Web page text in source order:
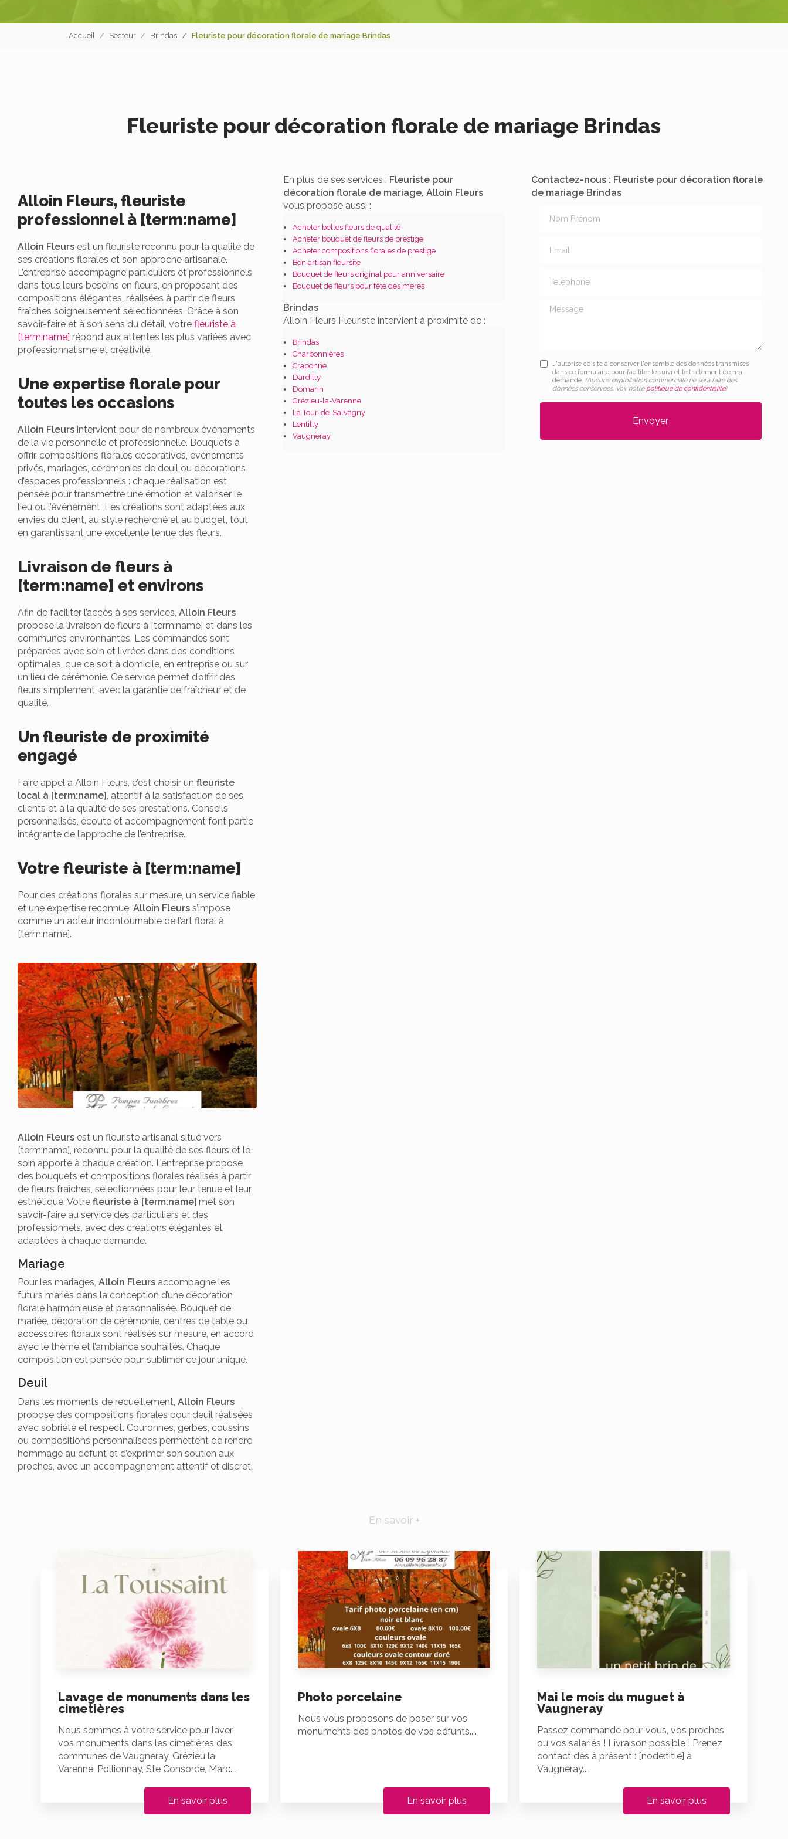
Accueil Secteur Brindas Fleuriste pour décoration florale de mariage Brindas
Fleuriste pour décoration florale de mariage Brindas
Alloin Fleurs, fleuriste
professionnel à [term:name]
Alloin Fleurs est un fleuriste reconnu pour la qualité de
ses créations florales et son approche artisanale.
L’entreprise accompagne particuliers et professionnels
dans tous leurs besoins en fleurs, en proposant des
compositions élégantes, réalisées à partir de fleurs
fraîches soigneusement sélectionnées. Grâce à son
savoir-faire et à son sens du détail, votre fleuriste à
[term:name] répond aux attentes les plus variées avec
professionnalisme et créativité.
Une expertise florale pour
toutes les occasions
Alloin Fleurs intervient pour de nombreux événements
de la vie personnelle et professionnelle. Bouquets à
offrir, compositions florales décoratives, événements
privés, mariages, cérémonies de deuil ou décorations
d’espaces professionnels : chaque réalisation est
pensée pour transmettre une émotion et valoriser le
lieu ou l’événement. Les créations sont adaptées aux
envies du client, au style recherché et au budget, tout
en garantissant une excellente tenue des fleurs.
Livraison de fleurs à
[term:name] et environs
Afin de faciliter l’accès à ses services, Alloin Fleurs
propose la livraison de fleurs à [term:name] et dans les
communes environnantes. Les commandes sont
préparées avec soin et livrées dans des conditions
optimales, que ce soit à domicile, en entreprise ou sur
un lieu de cérémonie. Ce service permet d’offrir des
fleurs simplement, avec la garantie de fraîcheur et de
qualité.
Un fleuriste de proximité
engagé
Faire appel à Alloin Fleurs, c’est choisir un fleuriste
local à [term:name], attentif à la satisfaction de ses
clients et à la qualité de ses prestations. Conseils
personnalisés, écoute et accompagnement font partie
intégrante de l’approche de l’entreprise.
Votre fleuriste à [term:name]
Pour des créations florales sur mesure, un service fiable
et une expertise reconnue, Alloin Fleurs s’impose
comme un acteur incontournable de l’art floral à
[term:name].
Alloin Fleurs est un fleuriste artisanal situé vers
[term:name], reconnu pour la qualité de ses fleurs et le
soin apporté à chaque création. L’entreprise propose
des bouquets et compositions florales réalisés à partir
de fleurs fraîches, sélectionnées pour leur tenue et leur
esthétique. Votre fleuriste à [term:name] met son
savoir-faire au service des particuliers et des
professionnels, avec des créations élégantes et
adaptées à chaque demande.
Mariage
Pour les mariages, Alloin Fleurs accompagne les
futurs mariés dans la conception d’une décoration
florale harmonieuse et personnalisée. Bouquet de
mariée, décoration de cérémonie, centres de table ou
accessoires floraux sont réalisés sur mesure, en accord
avec le thème et l’ambiance souhaités. Chaque
composition est pensée pour sublimer ce jour unique.
Deuil
Dans les moments de recueillement, Alloin Fleurs
propose des compositions florales pour deuil réalisées
avec sobriété et respect. Couronnes, gerbes, coussins
ou compositions personnalisées permettent de rendre
hommage au défunt et d’exprimer son soutien aux
proches, avec un accompagnement attentif et discret.
En plus de ses services : Fleuriste pour
décoration florale de mariage, Alloin Fleurs
vous propose aussi :
Acheter belles fleurs de qualité
Acheter bouquet de fleurs de prestige
Acheter compositions florales de prestige
Bon artisan fleursite
Bouquet de fleurs original pour anniversaire
Bouquet de fleurs pour fête des mères
Brindas
Alloin Fleurs Fleuriste intervient à proximité de :
Brindas
Charbonnières
Craponne
Dardilly
Domarin
Grézieu-la-Varenne
La Tour-de-Salvagny
Lentilly
Vaugneray
Contactez-nous : Fleuriste pour décoration florale
de mariage Brindas
Message
J'autorise ce site à conserver l'ensemble des données transmises
dans ce formulaire pour faciliter le suivi et le traitement de ma
demande. (Aucune exploitation commerciale ne sera faite des
données conservées. Voir notre politique de confidentialité)
En savoir +
Lavage de monuments dans les
cimetières
Nous sommes à votre service pour laver
vos monuments dans les cimetières des
communes de Vaugneray, Grézieu la
Varenne, Pollionnay, Ste Consorce, Marc...
En savoir plus
Photo porcelaine
Nous vous proposons de poser sur vos
monuments des photos de vos défunts....
En savoir plus
Mai le mois du muguet à
Vaugneray
Passez commande pour vous, vos proches
ou vos salariés ! Livraison possible ! Prenez
contact dès à présent : [node:title] à
Vaugneray....
En savoir plus